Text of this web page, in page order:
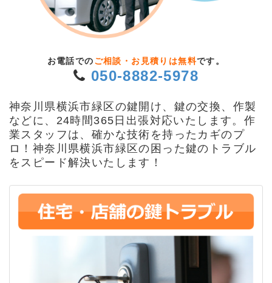
お電話での ご相談・お見積りは無料です。
050-8882-5978
神奈川県横浜市緑区の鍵開け、鍵の交換、作製
などに、24時間365日出張対応いたします。作
業スタッフは、確かな技術を持ったカギのプ
ロ！神奈川県横浜市緑区の困った鍵のトラブル
をスピード解決いたします！